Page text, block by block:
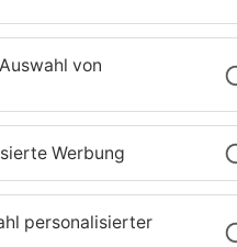
aufgebaut. Die
soll transparent sein,
er hat die Videos
Vegetarier